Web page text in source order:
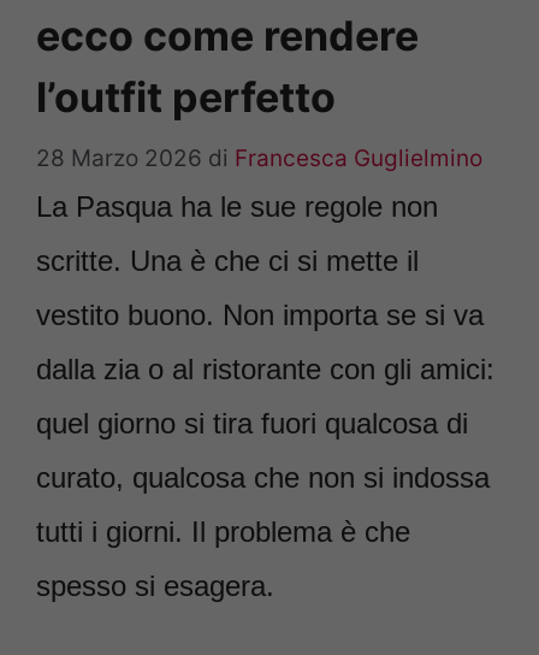
ecco come rendere
l’outfit perfetto
28 Marzo 2026 di Francesca Guglielmino
La Pasqua ha le sue regole non
scritte. Una è che ci si mette il
vestito buono. Non importa se si va
dalla zia o al ristorante con gli amici:
quel giorno si tira fuori qualcosa di
curato, qualcosa che non si indossa
tutti i giorni. Il problema è che
spesso si esagera.